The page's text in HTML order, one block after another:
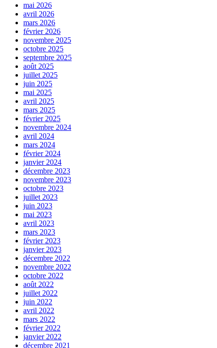
mai 2026
avril 2026
mars 2026
février 2026
novembre 2025
octobre 2025
septembre 2025
août 2025
juillet 2025
juin 2025
mai 2025
avril 2025
mars 2025
février 2025
novembre 2024
avril 2024
mars 2024
février 2024
janvier 2024
décembre 2023
novembre 2023
octobre 2023
juillet 2023
juin 2023
mai 2023
avril 2023
mars 2023
février 2023
janvier 2023
décembre 2022
novembre 2022
octobre 2022
août 2022
juillet 2022
juin 2022
avril 2022
mars 2022
février 2022
janvier 2022
décembre 2021